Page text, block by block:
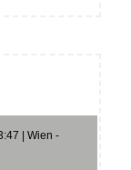
| Wien -